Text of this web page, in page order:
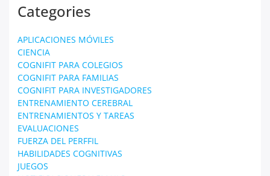
Categories
APLICACIONES MÓVILES
CIENCIA
COGNIFIT PARA COLEGIOS
COGNIFIT PARA FAMILIAS
COGNIFIT PARA INVESTIGADORES
ENTRENAMIENTO CEREBRAL
ENTRENAMIENTOS Y TAREAS
EVALUACIONES
FUERZA DEL PERFFIL
HABILIDADES COGNITIVAS
JUEGOS